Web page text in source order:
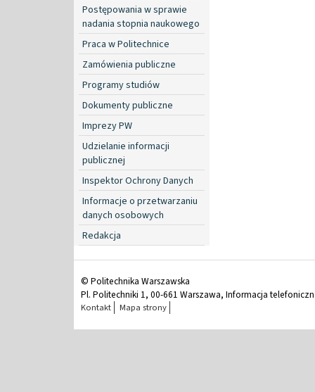
Postępowania w sprawie
nadania stopnia naukowego
Praca w Politechnice
Zamówienia publiczne
Programy studiów
Dokumenty publiczne
Imprezy PW
Udzielanie informacji
publicznej
Inspektor Ochrony Danych
Informacje o przetwarzaniu
danych osobowych
Redakcja
© Politechnika Warszawska
Pl. Politechniki 1, 00-661 Warszawa, Informacja
Kontakt Mapa strony